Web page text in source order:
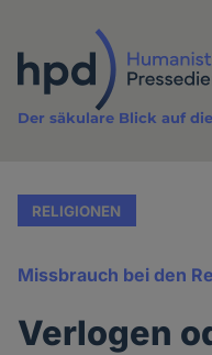
Inhalt
Der säkulare Blick auf
RELIGIONEN
Missbrauch bei den
Verlogen